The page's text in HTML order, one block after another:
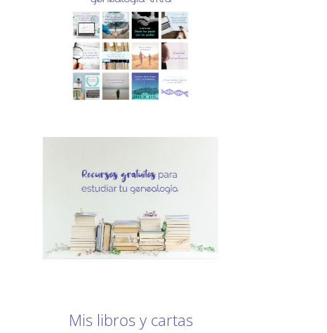
Mis libros y cartas